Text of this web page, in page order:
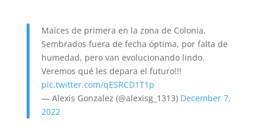
Maíces de primera en la zona de Colonia.
Sembrados fuera de fecha óptima, por falta de
humedad, pero van evolucionando lindo.
Veremos qué les depara el futuro!!!
pic.twitter.com/qESRCD1T1p
— Alexis Gonzalez (@alexisg_1313) December 7,
2022